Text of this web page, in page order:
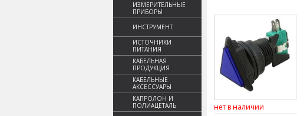
ИЗМЕРИТЕЛЬНЫЕ
ПРИБОРЫ
ИНСТРУМЕНТ
ИСТОЧНИКИ
ПИТАНИЯ
КАБЕЛЬНАЯ
ПРОДУКЦИЯ
КАБЕЛЬНЫЕ
АКСЕССУАРЫ
КАПРОЛОН И
ПОЛИАЦЕТАЛЬ
нет в наличии